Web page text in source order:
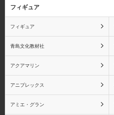
ピッコロ
ドラゴンボール ギガン
ティックシリーズ
フィギュア
フィギュア
青島文化教材社
アクアマリン
アニプレックス
アミエ・グラン